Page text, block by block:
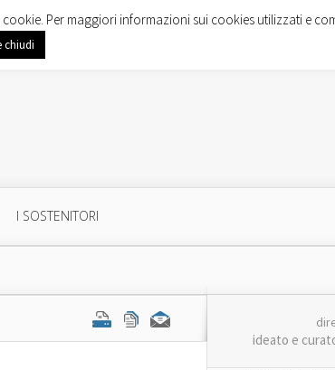
I SOSTENITORI
ideato e
Per maggiori informazioni sui cookies utilizzati e
chiudi